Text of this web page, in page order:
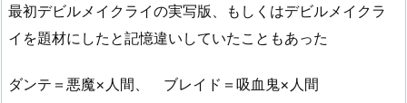
最初デビルメイクライの実写版、もしくはデビルメイクラ
イを題材にしたと記憶違いしていたこともあった
ダンテ＝悪魔×人間、 ブレイド＝吸血鬼×人間